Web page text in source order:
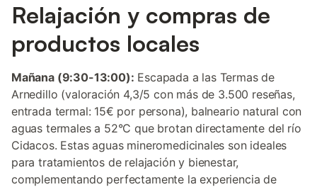
Relajación y compras de
productos locales
Mañana (9:30-13:00): Escapada a las Termas de
Arnedillo (valoración 4,3/5 con más de 3.500 reseñas,
entrada termal: 15€ por persona), balneario natural con
aguas termales a 52°C que brotan directamente del río
Cidacos. Estas aguas mineromedicinales son ideales
para tratamientos de relajación y bienestar,
complementando perfectamente la experiencia de